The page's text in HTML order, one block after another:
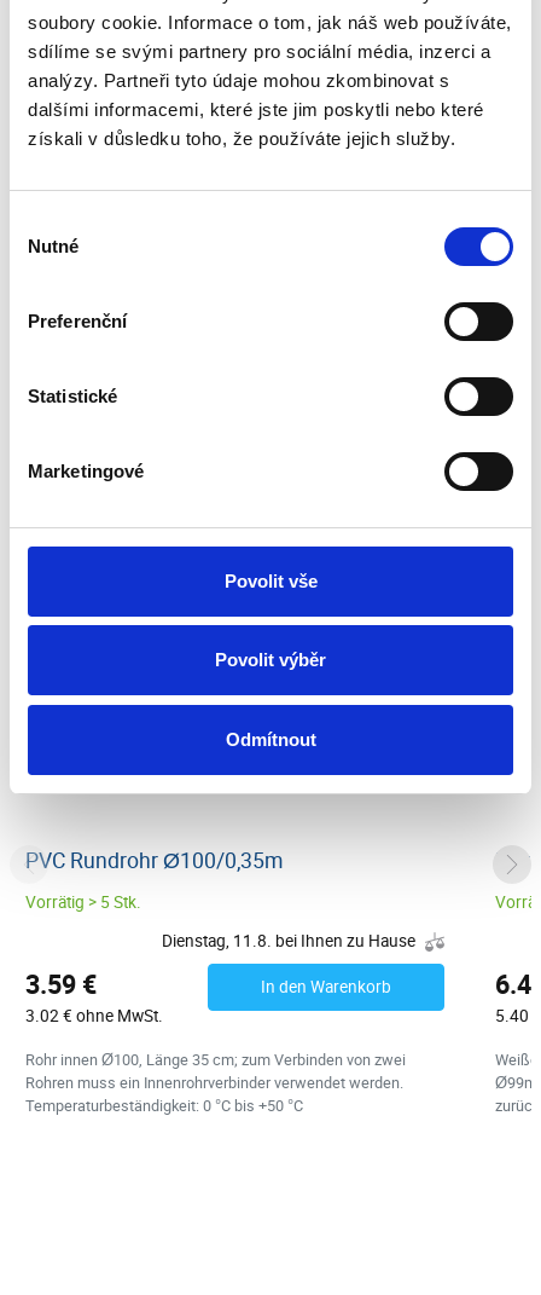
soubory cookie. Informace o tom, jak náš web používáte,
sdílíme se svými partnery pro sociální média, inzerci a
analýzy. Partneři tyto údaje mohou zkombinovat s
dalšími informacemi, které jste jim poskytli nebo které
získali v důsledku toho, že používáte jejich služby.
souhlasu
Nutné
Preferenční
Statistické
Marketingové
Povolit vše
Povolit výběr
Odmítnout
Bewertungen unserer Kunden
Empfohlenes Zubehör
PVC Rundrohr Ø100/0,35m
Vorrätig > 5 Stk.
Dienstag, 11.8. bei Ihnen zu Hause
3.59 €
3.02 € ohne MwSt.
In den Warenkorb
Rohr innen Ø100, Länge 35 cm; zum Verbinden von zwei
Rohren muss ein Innenrohrverbinder verwendet werden.
Temperaturbeständigkeit: 0 °C bis +50 °C
5.40